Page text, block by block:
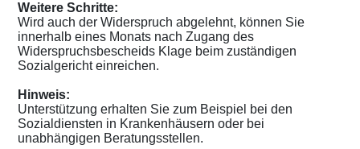
Weitere Schritte:
Wird auch der Widerspruch abgelehnt, können Sie
innerhalb eines Monats nach Zugang des
Widerspruchsbescheids Klage beim zuständigen
Sozialgericht einreichen.
Hinweis:
Unterstützung erhalten Sie zum Beispiel bei den
Sozialdiensten in Krankenhäusern oder bei
unabhängigen Beratungsstellen.